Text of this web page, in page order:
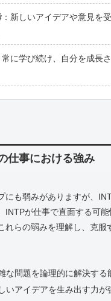
：新しいアイデアや意見を
常に学び続け、自分を成長
仕事における強み
にも弱みがありますが、
INTPが仕事で直面する可
れらの弱みを理解し、克服
な問題を論理的に解決する
いアイデアを生み出す力が